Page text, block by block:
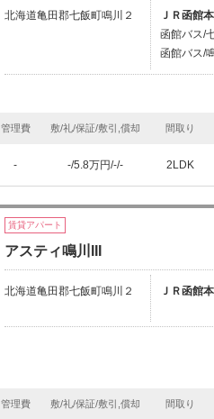
北海道亀田郡七飯町鳴川２
ＪＲ函館
函館バス/
函館バス/
管理費 敷/礼/保証/敷引,償却 間取り
- -/5.8万円/-/- 2LDK
賃貸アパート
アスティ鳴川III
北海道亀田郡七飯町鳴川２ ＪＲ函館
管理費 敷/礼/保証/敷引,償却 間取り